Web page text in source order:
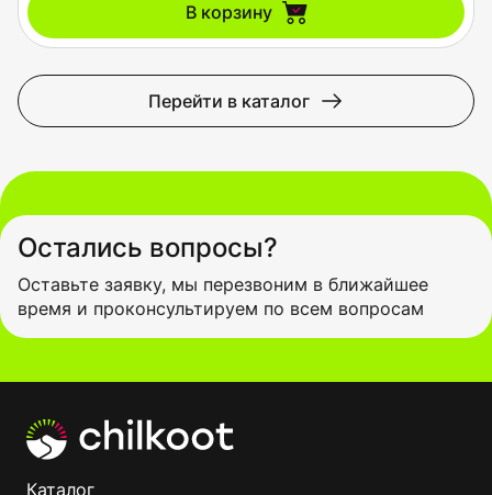
В корзину
Перейти в каталог
Остались вопросы?
Оставьте заявку, мы перезвоним в ближайшее
время и проконсультируем по всем вопросам
Каталог